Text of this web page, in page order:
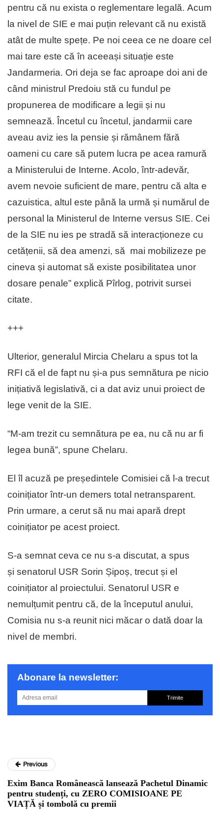
pentru că nu exista o reglementare legală. Acum
la nivel de SIE e mai puțin relevant că nu există
atât de multe spețe. Pe noi ceea ce ne doare cel
mai tare este că în aceeași situație este
Jandarmeria. Ori deja se fac aproape doi ani de
când ministrul Predoiu stă cu fundul pe
propunerea de modificare a legii și nu
semnează. Încetul cu încetul, jandarmii care
aveau aviz ies la pensie și rămânem fără
oameni cu care să putem lucra pe acea ramură
a Ministerului de Interne. Acolo, într-adevăr,
avem nevoie suficient de mare, pentru că alta e
cazuistica, altul este până la urmă și numărul de
personal la Ministerul de Interne versus SIE. Cei
de la SIE nu ies pe stradă să interacționeze cu
cetățenii, să dea amenzi, să mai mobilizeze pe
cineva și automat să existe posibilitatea unor
dosare penale” explică Pîrlog, potrivit sursei
citate.
+++
Ulterior, generalul Mircia Chelaru a spus tot la
RFI că el de fapt nu și-a pus semnătura pe nicio
inițiativă legislativă, ci a dat aviz unui proiect de
lege venit de la SIE.
“M-am trezit cu semnătura pe ea, nu că nu ar fi
legea bună”, spune Chelaru.
El îl acuză pe președintele Comisiei că l-a trecut
coinițiator într-un demers total netransparent.
Prin urmare, a cerut să nu mai apară drept
coinițiator pe acest proiect.
S-a semnat ceva ce nu s-a discutat, a spus
și senatorul USR Sorin Șipoș, trecut și el
coinițiator al proiectului. Senatorul USR e
nemulțumit pentru că, de la începutul anului,
Comisia nu s-a reunit nici măcar o dată doar la
nivel de membri.
Abonare la newsletter:
Trimite
Previous
Exim Banca Românească lansează Pachetul Dinamic
pentru studenți, cu ZERO COMISIOANE PE
VIAȚĂ și tombolă cu premii